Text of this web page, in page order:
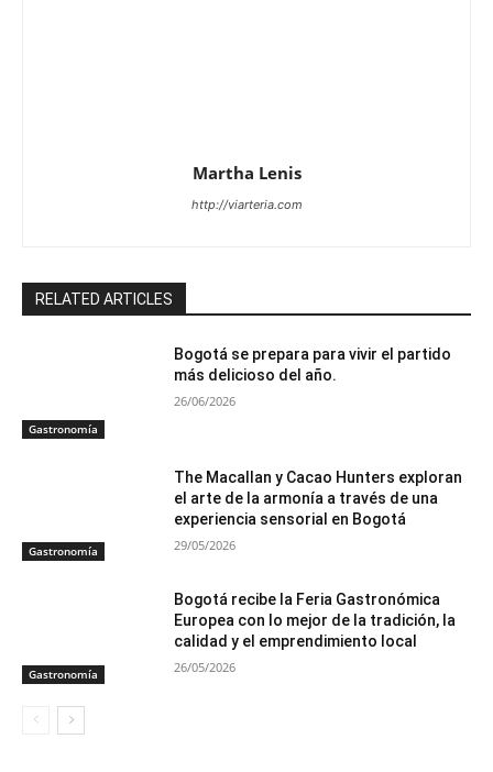
Martha Lenis
http://viarteria.com
RELATED ARTICLES
Gastronomía
Bogotá se prepara para vivir el partido
más delicioso del año.
26/06/2026
Gastronomía
The Macallan y Cacao Hunters exploran
el arte de la armonía a través de una
experiencia sensorial en Bogotá
29/05/2026
Gastronomía
Bogotá recibe la Feria Gastronómica
Europea con lo mejor de la tradición, la
calidad y el emprendimiento local
26/05/2026